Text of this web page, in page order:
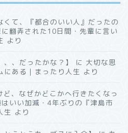
くて、『都合のいい人』だったの
翻弄された10日間・先輩に言い
より
、、だったかな？】 に 大切な思
にある｜まったり人生 より
ど、なぜかどこかへ行きたくなっ
いい加減・4年ぶりの『津島市
生 より